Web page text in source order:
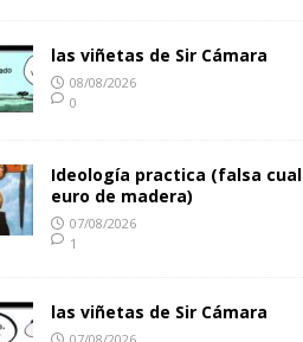
las viñetas de Sir Cámara
08/08/2026
0
Ideología practica (falsa cual
euro de madera)
07/08/2026
1
las viñetas de Sir Cámara